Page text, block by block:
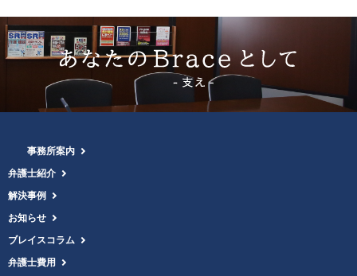
事務所案内
弁護士紹介
解決事例
お知らせ
ブレイスコラム
弁護士費用